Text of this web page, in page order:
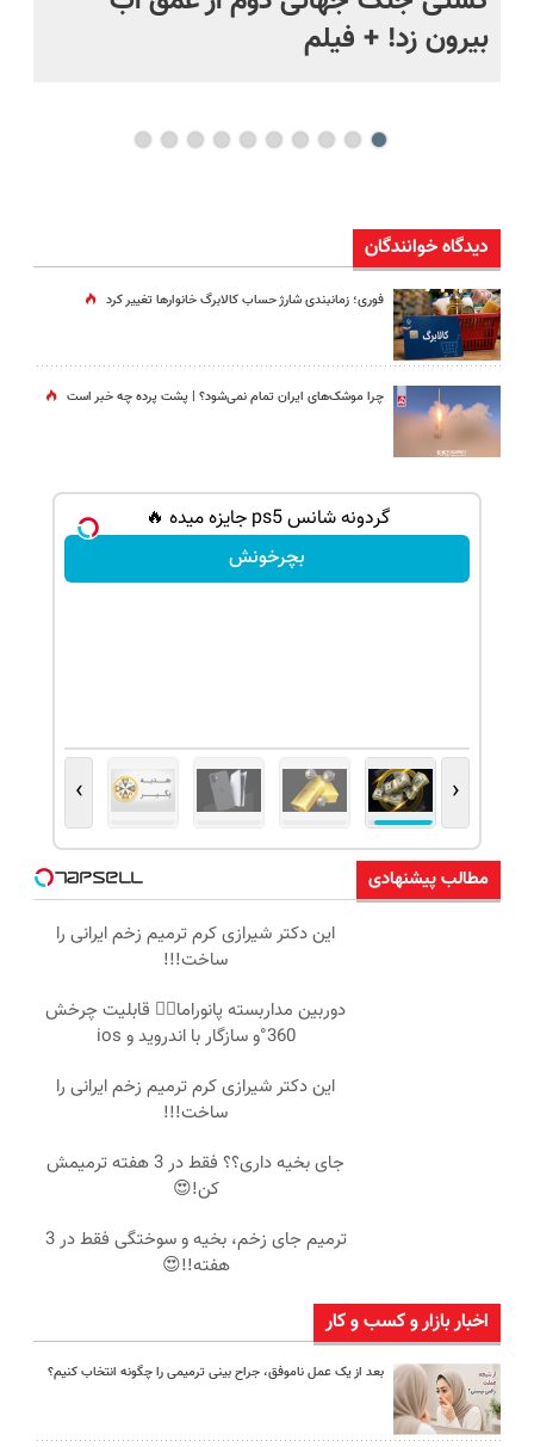
بیرون زد! + فیلم
دیدگاه خوانندگان
فوری؛ زمانبندی‌ شارژ حساب کالابرگ خانوارها تغییر کرد
چرا موشک‌های ایران تمام نمی‌شود؟ | پشت پرده چه خبر است
گردونه شانس ps5 جایزه میده 🔥
بچرخونش
‹
›
مطالب پیشنهادی
این دکتر شیرازی کرم ترمیم زخم ایرانی را
ساخت!!!
دوربین مداربسته پانوراما👈🏻 قابلیت چرخش
360°و سازگار با اندروید و ios
این دکتر شیرازی کرم ترمیم زخم ایرانی را
ساخت!!!
جای بخیه داری؟؟ فقط در 3 هفته ترمیمش
کن!😍
ترمیم جای زخم، بخیه و سوختگی فقط در 3
هفته!!😍
اخبار بازار و کسب و کار
بعد از یک عمل ناموفق، جراح بینی ترمیمی را چگونه انتخاب کنیم؟